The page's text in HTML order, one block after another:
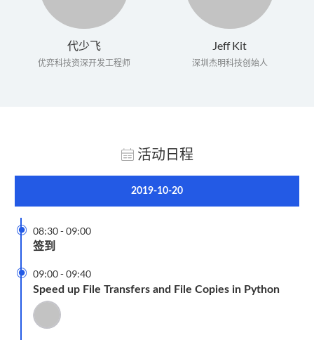
代少飞
优弈科技资深开发工程师
Jeff Kit
深圳杰明科技创始人
活动日程
2019-10-20
08:30-09:00

签到
09:00-09:40

Speed up File Transfers and File Copies in Python